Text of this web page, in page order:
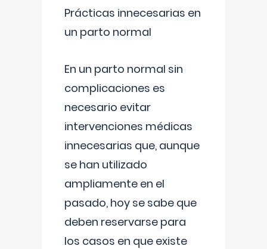
Prácticas innecesarias en
un parto normal
En un parto normal sin
complicaciones es
necesario evitar
intervenciones médicas
innecesarias que, aunque
se han utilizado
ampliamente en el
pasado, hoy se sabe que
deben reservarse para
los casos en que existe